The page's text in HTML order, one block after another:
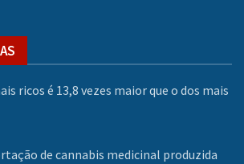
ricos é 13,8 vezes maior que o dos mais
de cannabis medicinal produzida